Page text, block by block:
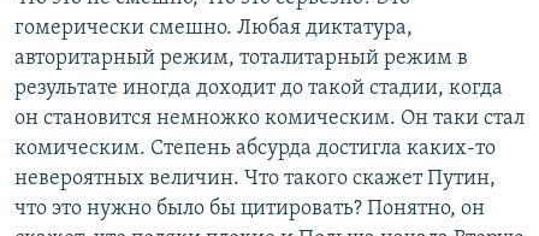
гомерически смешно. Любая диктатура,
авторитарный режим, тоталитарный режим в
результате иногда доходит до такой стадии, когда
он становится немножко комическим. Он таки стал
комическим. Степень абсурда достигла каких-то
невероятных величин. Что такого скажет Путин,
что это нужно было бы цитировать? Понятно, он